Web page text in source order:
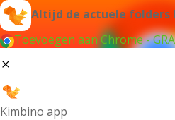
Altijd de actuele folders
Toevoegen aan Chrome -
Kimbino app